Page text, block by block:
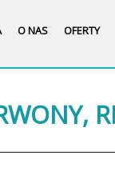
O NAS OFERTY